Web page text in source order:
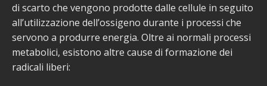
di scarto che vengono prodotte dalle cellule in seguito
all’utilizzazione dell’ossigeno durante i processi che
servono a produrre energia. Oltre ai normali processi
metabolici, esistono altre cause di formazione dei
radicali liberi: